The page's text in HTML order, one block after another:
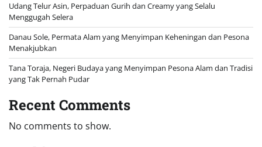
Udang Telur Asin, Perpaduan Gurih dan Creamy yang Selalu
Menggugah Selera
Danau Sole, Permata Alam yang Menyimpan Keheningan dan Pesona
Menakjubkan
Tana Toraja, Negeri Budaya yang Menyimpan Pesona Alam dan Tradisi
yang Tak Pernah Pudar
Recent Comments
No comments to show.